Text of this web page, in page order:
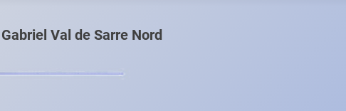
Val de Sarre Nord